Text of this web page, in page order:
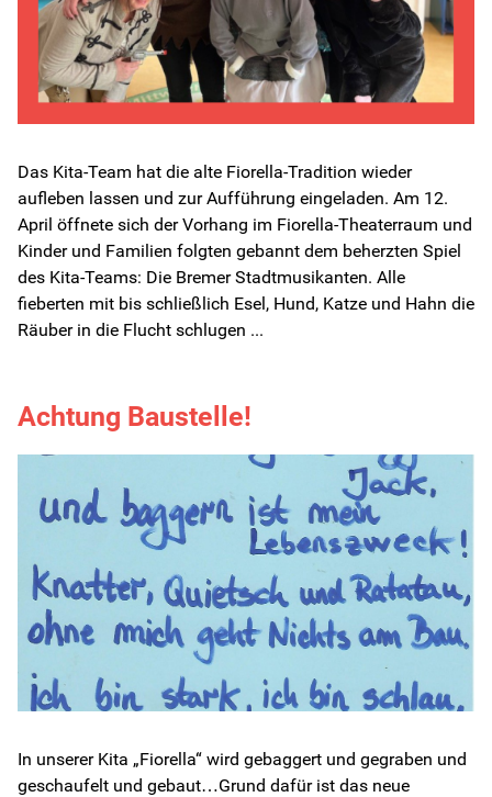
Das Kita-Team hat die alte Fiorella-Tradition wieder
aufleben lassen und zur Aufführung eingeladen. Am 12.
April öffnete sich der Vorhang im Fiorella-Theaterraum und
Kinder und Familien folgten gebannt dem beherzten Spiel
des Kita-Teams: Die Bremer Stadtmusikanten. Alle
fieberten mit bis schließlich Esel, Hund, Katze und Hahn die
Räuber in die Flucht schlugen ...
Achtung Baustelle!
In unserer Kita „Fiorella“ wird gebaggert und gegraben und
geschaufelt und gebaut…Grund dafür ist das neue